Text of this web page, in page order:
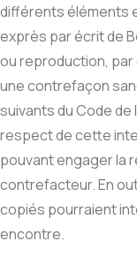
différents éléments
exprès par écrit de
ou reproduction,
une contrefaçon
suivants du Code
respect de cette
pouvant engager la
contrefacteur. En
copiés pourraient
encontre.